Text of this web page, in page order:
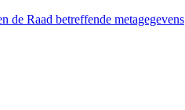
de Raad betreffende metagegevens